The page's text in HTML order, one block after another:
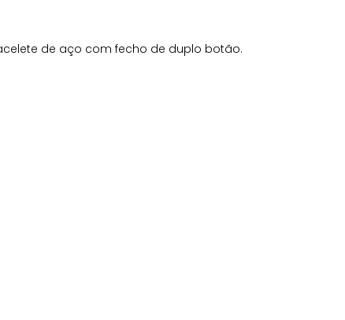
de aço com fecho de duplo botão.